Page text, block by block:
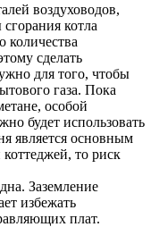
воздуховодов,
котла
количества
сделать
для того, чтобы
газа. Пока
особой
будет использовать
является основным
то риск
Заземление
избежать
плат.